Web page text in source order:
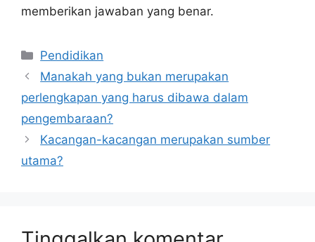
memberikan jawaban yang benar.
Kategori
Pendidikan
Manakah yang bukan merupakan
perlengkapan yang harus dibawa dalam
pengembaraan?
Kacangan-kacangan merupakan sumber
utama?